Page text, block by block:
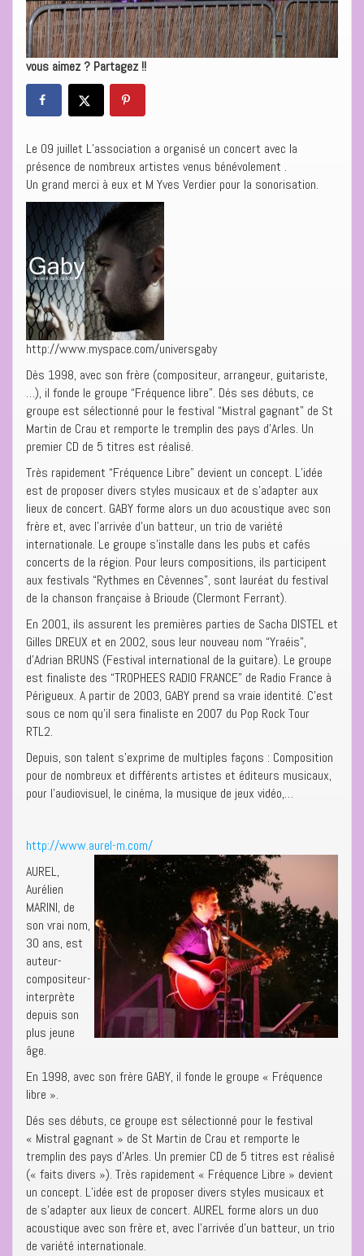
vous aimez ? Partagez !!
Le 09 juillet L’association a organisé un concert avec la
présence de nombreux artistes venus bénévolement .
Un grand merci à eux et M Yves Verdier pour la sonorisation.
http://www.myspace.com/universgaby
Dès 1998, avec son frère (compositeur, arrangeur, guitariste,
…), il fonde le groupe “Fréquence libre”. Dés ses débuts, ce
groupe est sélectionné pour le festival “Mistral gagnant” de St
Martin de Crau et remporte le tremplin des pays d’Arles. Un
premier CD de 5 titres est réalisé.
Très rapidement “Fréquence Libre” devient un concept. L’idée
est de proposer divers styles musicaux et de s’adapter aux
lieux de concert. GABY forme alors un duo acoustique avec son
frère et, avec l’arrivée d’un batteur, un trio de variété
internationale. Le groupe s’installe dans les pubs et cafés
concerts de la région. Pour leurs compositions, ils participent
aux festivals “Rythmes en Cévennes”, sont lauréat du festival
de la chanson française à Brioude (Clermont Ferrant).
En 2001, ils assurent les premières parties de Sacha DISTEL et
Gilles DREUX et en 2002, sous leur nouveau nom “Yraéis”,
d’Adrian BRUNS (Festival international de la guitare). Le groupe
est finaliste des “TROPHEES RADIO FRANCE” de Radio France à
Périgueux. A partir de 2003, GABY prend sa vraie identité. C’est
sous ce nom qu’il sera finaliste en 2007 du Pop Rock Tour
RTL2.
Depuis, son talent s’exprime de multiples façons : Composition
pour de nombreux et différents artistes et éditeurs musicaux,
pour l’audiovisuel, le cinéma, la musique de jeux vidéo,…
http://www.aurel-m.com/
AUREL,
Aurélien
MARINI, de
son vrai nom,
30 ans, est
auteur-
compositeur-
interprète
depuis son
plus jeune
âge.
En 1998, avec son frère GABY, il fonde le groupe « Fréquence
libre ».
Dés ses débuts, ce groupe est sélectionné pour le festival
« Mistral gagnant » de St Martin de Crau et remporte le
tremplin des pays d’Arles. Un premier CD de 5 titres est réalisé
(« faits divers »). Très rapidement « Fréquence Libre » devient
un concept. L’idée est de proposer divers styles musicaux et
de s’adapter aux lieux de concert. AUREL forme alors un duo
acoustique avec son frère et, avec l’arrivée d’un batteur, un trio
de variété internationale.